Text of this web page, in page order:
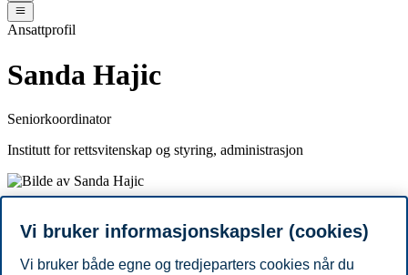
Ansattprofil
Sanda Hajic
Seniorkoordinator
Institutt for rettsvitenskap og styring, administrasjon
E-post sanda.hajic@bi.no
Personvern Cookies TilgjengelighetserklæringDisclaimer
Vi bruker informasjonskapsler (cookies)
Vi bruker både egne og tredjeparters cookies når du